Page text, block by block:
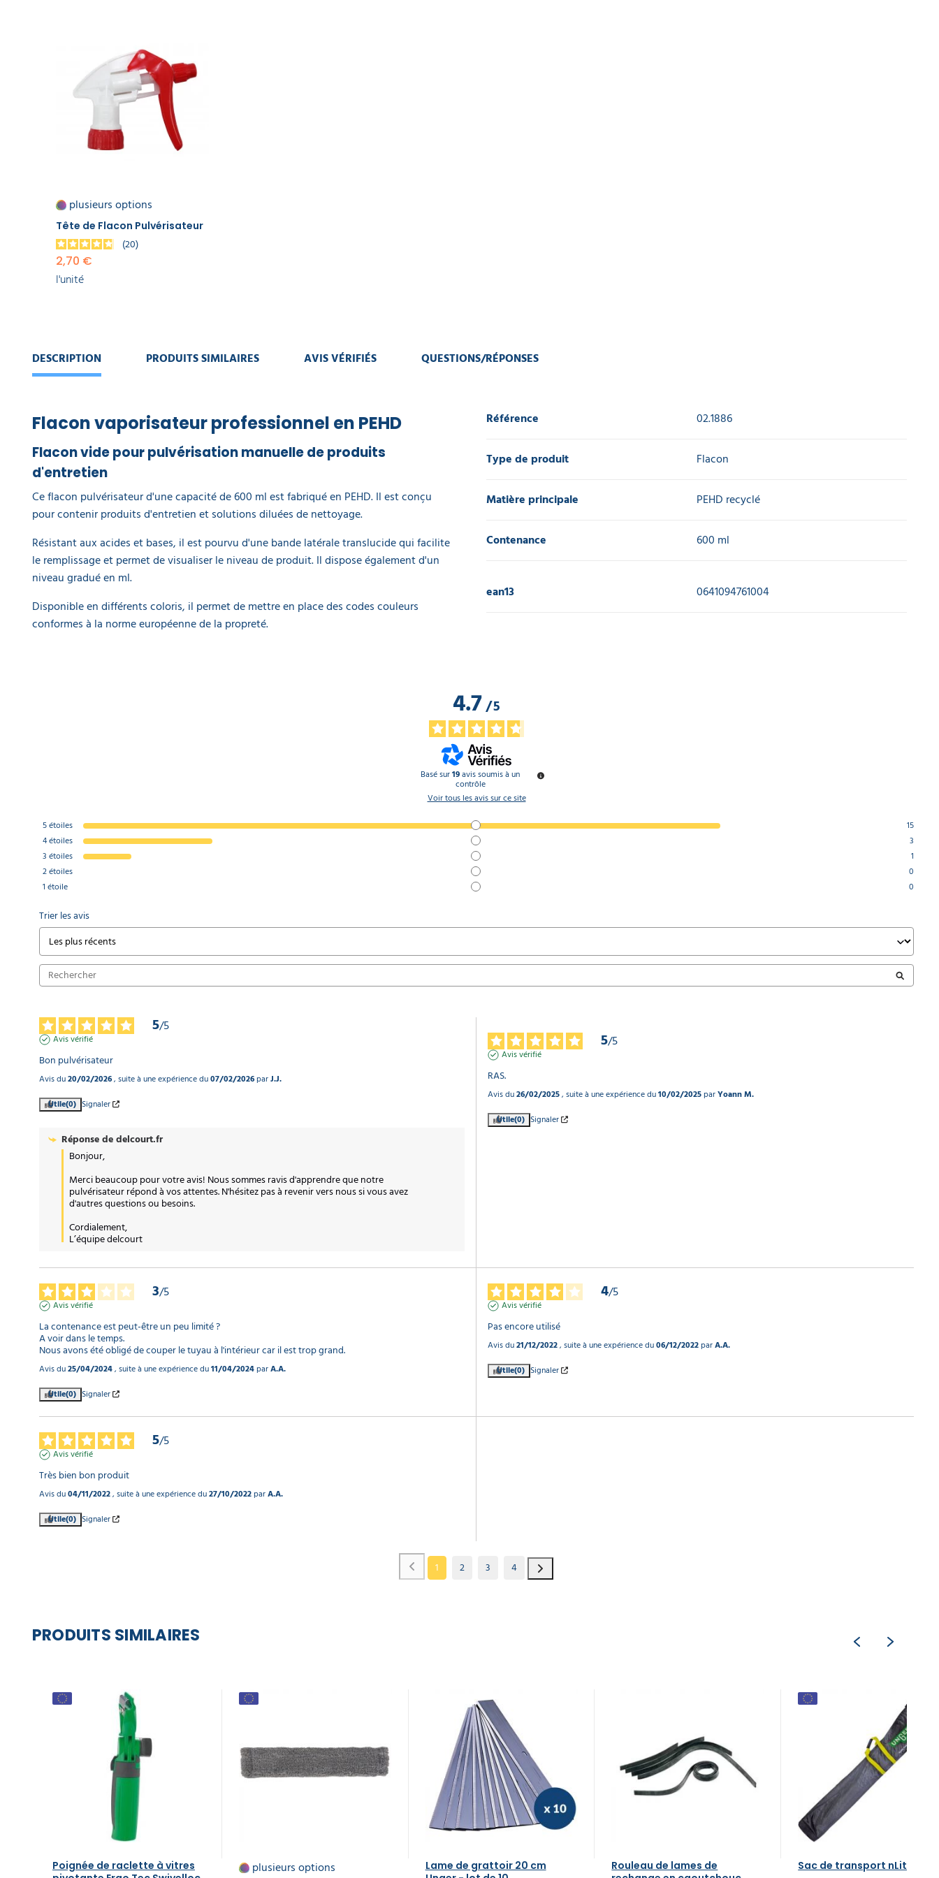
ÉCOLOGIQUE
plusieurs options
Tête de Flacon Pulvérisateur
20
2,70 €
l'unité
DESCRIPTION PRODUITS SIMILAIRES AVIS VÉRIFIÉS QUESTIONS/RÉPONSES
Flacon vaporisateur professionnel en PEHD
Flacon vide pour pulvérisation manuelle de produits
d'entretien
Ce flacon pulvérisateur d'une capacité de 600 ml est fabriqué en PEHD. Il est conçu
pour contenir produits d'entretien et solutions diluées de nettoyage.
Résistant aux acides et bases, il est pourvu d'une bande latérale translucide qui facilite
le remplissage et permet de visualiser le niveau de produit. Il dispose également d'un
niveau gradué en ml.
Disponible en différents coloris, il permet de mettre en place des codes couleurs
conformes à la norme européenne de la propreté.
Référence 02.1886
Type de produit Flacon
Matière principale PEHD recyclé
Contenance 600 ml
ean13 0641094761004
PRODUITS SIMILAIRES
Poignée de raclette à vitres
plusieurs options
Lame de grattoir 20 cm
Rouleau de lames de
Sac de transport nLite
4.7/5
Basé sur19avis soumis à un
contrôle
Voir tous les avis sur ce site
5étoiles
15
4étoiles
3
3 étoiles
1
2étoiles
0
1 étoile 0
Trier les avis
5/5
Avis vérifié
Bon pulvérisateur
Avis du20/02/2026, suite à une expérience du07/02/2026parJ.J.
Utile(0) Signaler
Réponse dedelcourt.fr
Bonjour,
Merci beaucoup pour votre avis! Nous sommes ravis d'apprendre que notre
pulvérisateur répond à vos attentes. N'hésitez pas à revenir vers nous si vous avez
d'autres questions ou besoins.
Cordialement,
L’équipe delcourt
5/5
Avis vérifié
RAS.
Avis du26/02/2025, suite à une expérience du10/02/2025parYoann M.
Utile(0) Signaler
3/5
Avis vérifié
La contenance est peut-être un peu limité ?
A voir dans le temps.
Nous avons été obligé de couper le tuyau à l'intérieur car il est trop grand.
Avis du25/04/2024, suite à une expérience du11/04/2024parA.A.
Utile(0) Signaler
4/5
Avis vérifié
Pas encore utilisé
Avis du21/12/2022, suite à une expérience du06/12/2022parA.A.
Utile(0) Signaler
5/5
Avis vérifié
Très bien bon produit
Avis du04/11/2022, suite à une expérience du27/10/2022parA.A.
Utile(0) Signaler
1 2 3 4